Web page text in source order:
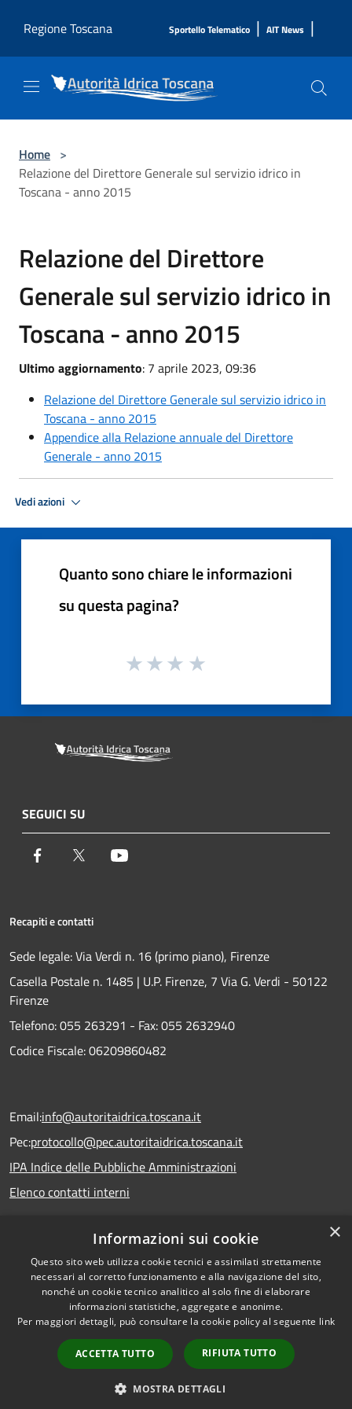
Regione Toscana
Sportello Telematico | AIT News |
Home >
Relazione del Direttore Generale sul servizio idrico in
Toscana - anno 2015
Relazione del Direttore
Generale sul servizio idrico in
Toscana - anno 2015
Ultimo aggiornamento: 7 aprile 2023, 09:36
Relazione del Direttore Generale sul servizio idrico in
Toscana - anno 2015
Appendice alla Relazione annuale del Direttore
Generale - anno 2015
Vedi azioni
Quanto sono chiare le informazioni
su questa pagina?
SEGUICI SU
Facebook Twitter
Recapiti e contatti
Sede legale: Via Verdi n. 16 (primo piano), Firenze
Casella Postale n. 1485 | U.P. Firenze, 7 Via G. Verdi - 50122
Firenze
Telefono:055 263291 - Fax:055 2632940
Codice Fiscale: 06209860482
Email:info@autoritaidrica.toscana.it
Pec:protocollo@pec.autoritaidrica.toscana.it
IPA Indice delle Pubbliche Amministrazioni
Elenco contatti interni
Dichiarazione accessibilità
Accessibilità
Copyright © 2026 • Autorità
Idrica Toscana • Powered by
Municipium•
Accesso
redazione
×
Informazioni sui cookie
Questo sito web utilizza cookie tecnici e assimilati strettamente
necessari al corretto funzionamento e alla navigazione del sito,
nonché un cookie tecnico analitico al solo fine di elaborare
informazioni statistiche, aggregate e anonime.
Per maggiori dettagli, può consultare la cookie policy al seguente link
ACCETTA TUTTO RIFIUTA TUTTO
MOSTRA DETTAGLI